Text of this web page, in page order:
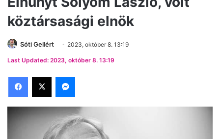
köztársasági elnök
Sóti Gellért 2023, október 8. 13:19
Last Updated: 2023, október 8. 13:19
Facebook
X Messenger